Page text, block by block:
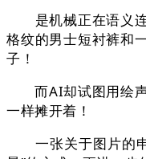
是机械正在语义连
格纹的男士短衬裤和
子！
而AI却试图用绘声
一样摊开着！
一张关于图片的申